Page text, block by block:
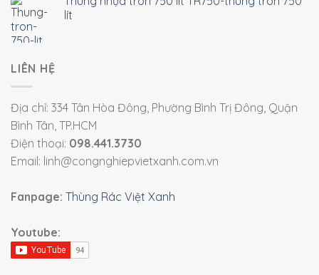
lít
LIÊN HỆ
Địa chỉ: 334 Tân Hòa Đông, Phường Bình Trị Đông, Quận
Bình Tân, TP.HCM
Điện thoại: 098.441.3730
Email: linh@congnghiepvietxanh.com.vn
Fanpage: Thùng Rác Việt Xanh
Youtube: